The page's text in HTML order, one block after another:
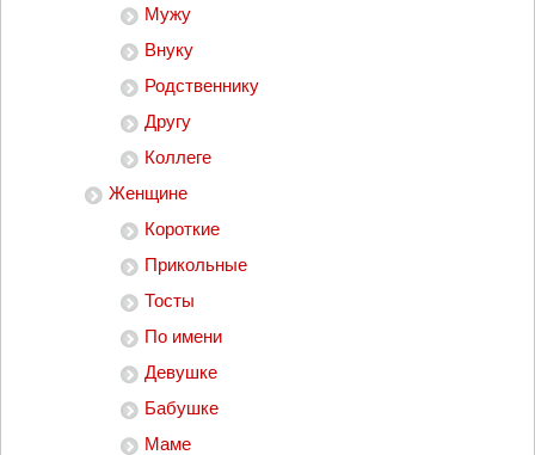
Мужу
Внуку
Родственнику
Другу
Коллеге
Женщине
Короткие
Прикольные
Тосты
По имени
Девушке
Бабушке
Маме